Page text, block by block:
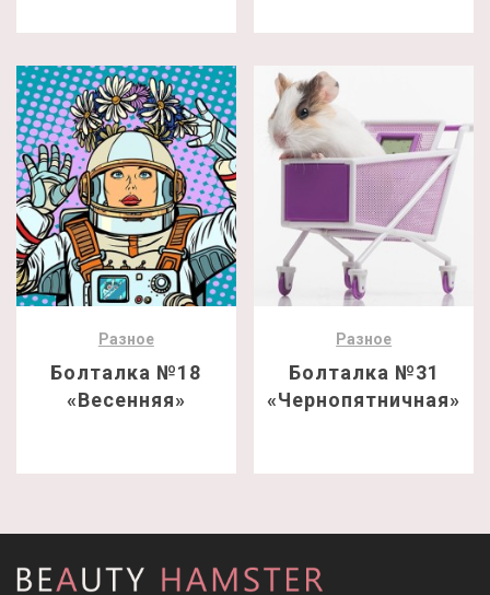
Разное
Болталка №18
«Весенняя»
Разное
Болталка №31
«Чернопятничная»